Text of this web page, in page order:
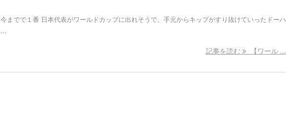
今までで１番 日本代表がワールドカップに出れそうで、手元からキップがすり抜けていったドーハ
...
記事を読む 【ワール ...